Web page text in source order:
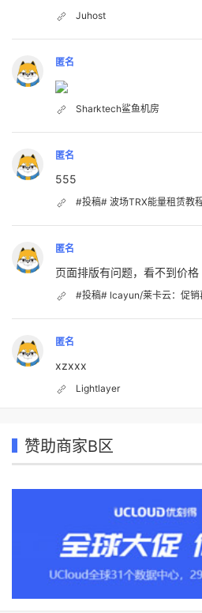
Juhost
匿名
Sharktech鲨鱼机房
匿名
555
#投稿# 波场TRX能量租赁教
匿名
页面排版有问题，看不到价格
#投稿# lcayun/莱卡云：促销再次来袭仅需19.99元/月起，
匿名
xzxxx
Lightlayer
赞助商家B区